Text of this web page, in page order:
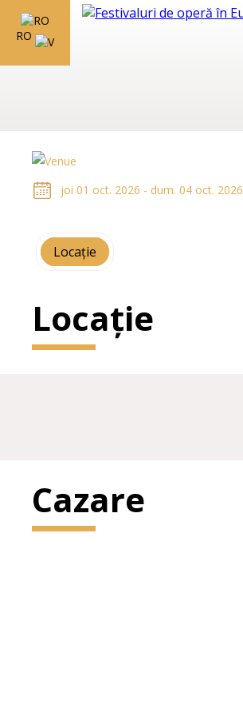
RO
joi 01 oct. 2026 - dum. 04 oct. 2026
Locație
Locație
Cazare